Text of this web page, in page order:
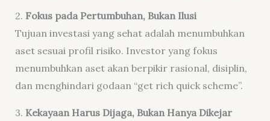
2. Fokus pada Pertumbuhan, Bukan Ilusi
Tujuan investasi yang sehat adalah menumbuhkan
aset sesuai profil risiko. Investor yang fokus
menumbuhkan aset akan berpikir rasional, disiplin,
dan menghindari godaan “get rich quick scheme”.
3. Kekayaan Harus Dijaga, Bukan Hanya Dikejar